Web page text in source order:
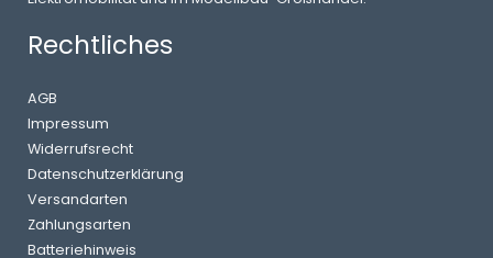
Rechtliches
AGB
Impressum
Widerrufsrecht
Datenschutzerklärung
Versandarten
Zahlungsarten
Batteriehinweis